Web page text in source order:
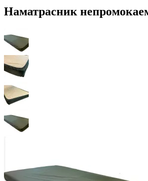
Наматрасник